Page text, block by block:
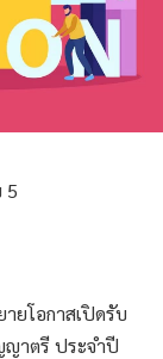
ายโอกาสเปิดรับ
ญาตรี ประจำปี